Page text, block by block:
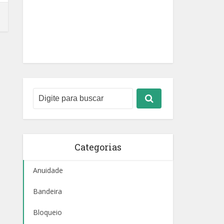
Categorias
Anuidade
Bandeira
Bloqueio